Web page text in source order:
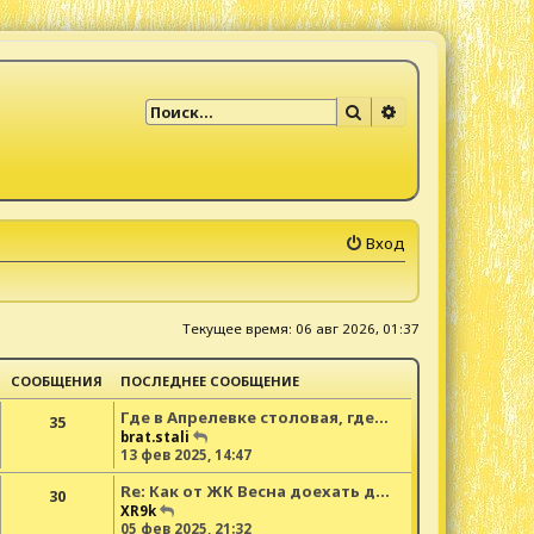
Поиск Расширенный
Вход
Текущее время: 06 авг 2026, 01:37
СООБЩЕНИЯ ПОСЛЕДНЕЕ СООБЩЕНИЕ
35 Где в Апрелевке столовая, где…
brat.stali
е
р
е
т
13 фев 2025, 14:47
30 Re: Как от ЖК Весна доехать д…
XR9k
е
05 фев 2025, 21:32